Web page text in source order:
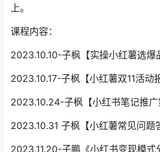
上。
课程内容：
2023.10.10-子枫【实操小红薯选爆
2023.10.17-子枫【小红薯双11活动
2023.10.24-子枫【小红书笔记推广
2023.10.31 子枫【小红薯常见问题
2023.11.20-子鹏《小红书变现模式